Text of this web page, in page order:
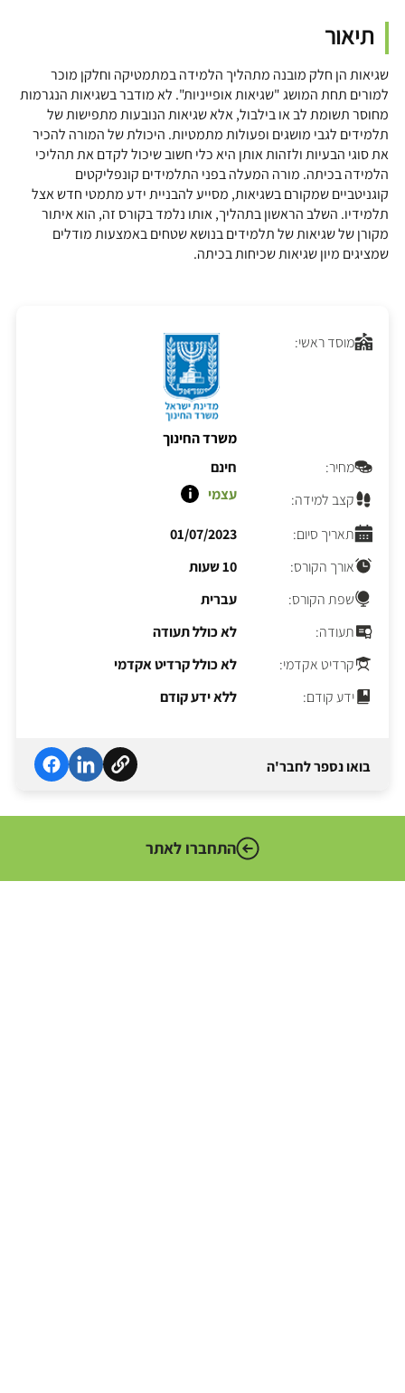
התחברו לאתר
תיאור
שגיאות הן חלק מובנה מתהליך הלמידה במתמטיקה וחלקן מוכר
למורים תחת המושג "שגיאות אופייניות". לא מודבר בשגיאות הנגרמות
מחוסר תשומת לב או בילבול, אלא שגיאות הנובעות מתפישות של
תלמידים לגבי מושגים ופעולות מתמטיות. היכולת של המורה להכיר
את סוגי הבעיות ולזהות אותן היא כלי חשוב שיכול לקדם את תהליכי
הלמידה בכיתה. מורה המעלה בפני התלמידים קונפליקטים
קוגניטביים שמקורם בשגיאות, מסייע להבניית ידע מתמטי חדש אצל
תלמידיו. השלב הראשון בתהליך, אותו נלמד בקורס זה, הוא איתור
מקורן של שגיאות של תלמידים בנושא שטחים באמצעות מודלים
שמציגים מיון שגיאות שכיחות בכיתה.
מוסד ראשי:
משרד החינוך
מחיר:
חינם
קצב למידה:
עצמי
תאריך סיום:
01/07/2023
אורך הקורס:
10 שעות
שפת הקורס:
עברית
תעודה:
לא כולל תעודה
קרדיט אקדמי:
לא כולל קרדיט אקדמי
ידע קודם:
ללא ידע קודם
בואו נספר לחבר'ה